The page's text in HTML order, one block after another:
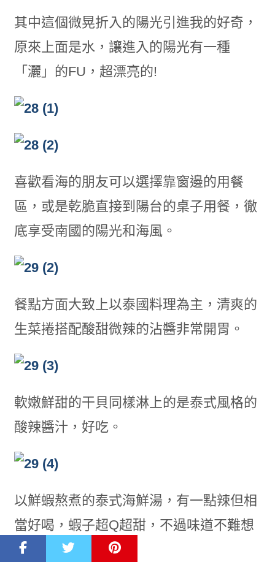
其中這個微晃折入的陽光引進我的好奇，
原來上面是水，讓進入的陽光有一種
「灑」的FU，超漂亮的!
喜歡看海的朋友可以選擇靠窗邊的用餐
區，或是乾脆直接到陽台的桌子用餐，徹
底享受南國的陽光和海風。
餐點方面大致上以泰國料理為主，清爽的
生菜捲搭配酸甜微辣的沾醬非常開胃。
軟嫩鮮甜的干貝同樣淋上的是泰式風格的
酸辣醬汁，好吃。
以鮮蝦熬煮的泰式海鮮湯，有一點辣但相
當好喝，蝦子超Q超甜，不過味道不難想
像就是了。